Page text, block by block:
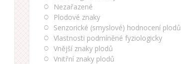
Nezařazené
Plodové znaky
Senzorické (smyslové) hodnocení plodů
Vlastnosti podmíněné fyziologicky
Vnější znaky plodů
Vnitřní znaky plodů